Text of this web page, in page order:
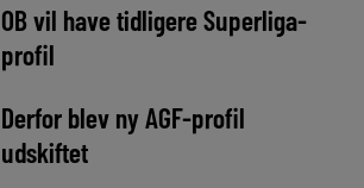
OB vil have tidligere Superliga-
profil
Derfor blev ny AGF-profil
udskiftet